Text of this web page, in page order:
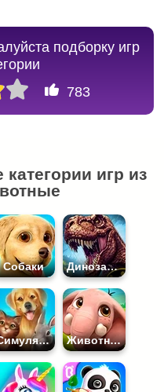
подборку игр
783
игр из
Собаки Динозавры
Симуляторы Животных Животные